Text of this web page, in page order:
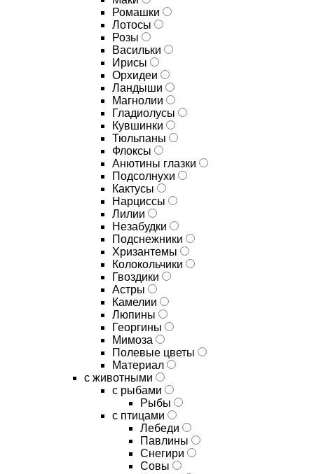
Ромашки
Лотосы
Розы
Васильки
Ирисы
Орхидеи
Ландыши
Магнолии
Гладиолусы
Кувшинки
Тюльпаны
Флоксы
Анютины глазки
Подсолнухи
Кактусы
Нарциссы
Лилии
Незабудки
Подснежники
Хризантемы
Колокольчики
Гвоздики
Астры
Камелии
Люпины
Георгины
Мимоза
Полевые цветы
Материал
с животными
с рыбами
Рыбы
с птицами
Лебеди
Павлины
Снегири
Совы